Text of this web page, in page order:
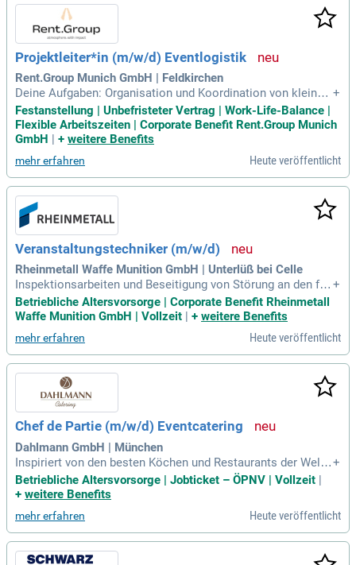
Projektleiter*in (m/w/d) Eventlogistik
Rent.Group Munich GmbH | Feldkirchen
Deine Aufgaben: Organisation und Koordination von kleinen
bis großen Auf- und Abbauten bei Veranstaltungen; Abstim
mung von Anforderungen und Rahmenbedingungen mit Kund
en und internen Ansprechpartnern; Nachbereitung von Proje
+
Festanstellung | Unbefristeter Vertrag | Work-Life-Balance |
Flexible Arbeitszeiten | Corporate Benefit Rent.Group Munich
GmbH | + weitere Benefits
mehr erfahren Heute veröffentlicht
Veranstaltungstechniker (m/w/d)
Rheinmetall Waffe Munition GmbH | Unterlüß bei Celle
Inspektionsarbeiten und Beseitigung von Störung an den fol
genden technischen Anlagen: Brand- und Einbruchmeldeanla
gen; Medientechnik; Nieder- und Mittelspannungsanlagen; K
ige Planung und Aufbau von Veranstaltungen
+
Betriebliche Altersvorsorge | Corporate Benefit Rheinmetall
Waffe Munition GmbH | Vollzeit
+ weitere Benefits
mehr erfahren Heute veröffentlicht
Chef de Partie (m/w/d) Eventcatering
Dahlmann GmbH | München
Inspiriert von den besten Köchen und Restaurants der Welt
produzieren Sie in unserer Cateringmanufaktur mit Liebe zu
m Detail und Know-How unterschiedlichste Gerichte auf Ste
emen und Anlässe.
+
Betriebliche Altersvorsorge | Jobticket – ÖPNV | Vollzeit |
+ weitere Benefits
mehr erfahren Heute veröffentlicht